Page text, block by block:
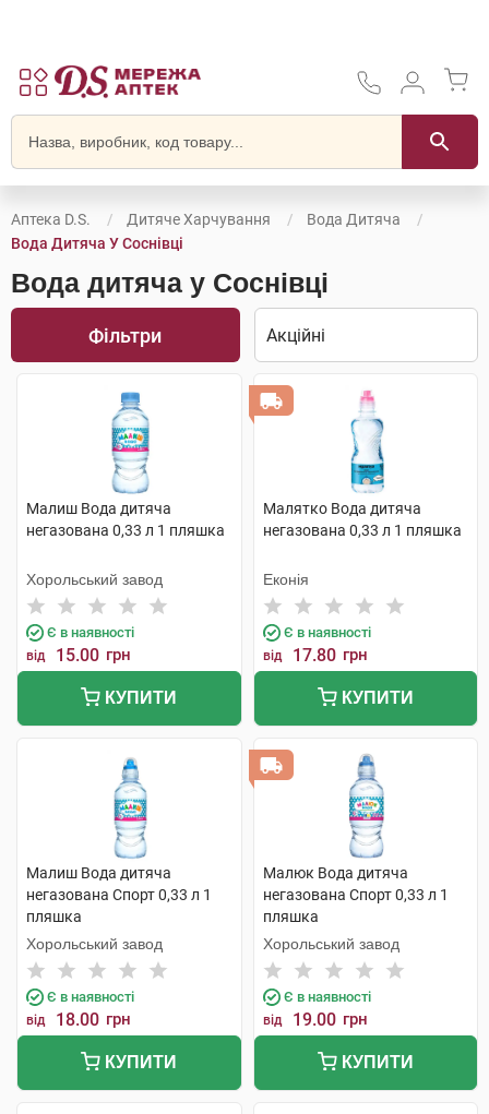
Аптека D.S. Дитяче Харчування
Вода Дитяча
Вода Дитяча У Соснівці
Вода дитяча у Соснівці
Фільтри
Малиш Вода дитяча
негазована 0,33 л 1 пляшка
Хорольський завод
Є в наявності
від 15.00 грн
КУПИТИ
Малятко Вода дитяча
негазована 0,33 л 1 пляшка
Еконія
Є в наявності
від 17.80 грн
КУПИТИ
Малиш Вода дитяча
негазована Спорт 0,33 л 1
пляшка
Хорольський завод
Є в наявності
від 18.00 грн
КУПИТИ
Малюк Вода дитяча
негазована Спорт 0,33 л 1
пляшка
Хорольський завод
Є в наявності
від 19.00 грн
КУПИТИ